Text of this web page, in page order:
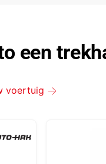
een
voertuig